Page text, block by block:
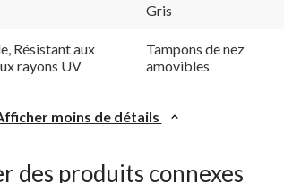
Gris
Résistant aux
rayons UV
Tampons de nez
amovibles
moins de détails
des produits connexes